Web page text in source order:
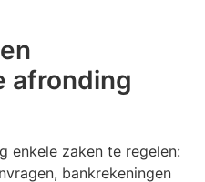
afronding
enkele zaken te regelen:
bankrekeningen